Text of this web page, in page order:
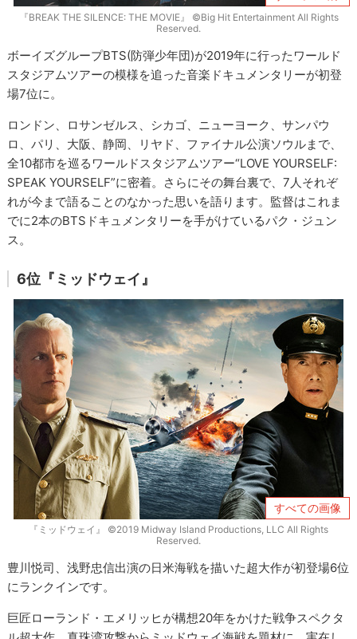
『BREAK THE SILENCE: THE MOVIE』 ©Big Hit Entertainment All Rights
Reserved.
ボーイズグループBTS(防弾少年団)が2019年に行ったワールド
スタジアムツアーの模様を追った音楽ドキュメンタリーが初登
場7位に。
ロンドン、ロサンゼルス、シカゴ、ニューヨーク、サンパウ
ロ、パリ、大阪、静岡、リヤド、ファイナル公演ソウルまで、
全10都市を巡るワールドスタジアムツアー“LOVE YOURSELF:
SPEAK YOURSELF”に密着。さらにその舞台裏で、7人それぞ
れが今まで語ることのなかった思いを語ります。監督はこれま
でに2本のBTSドキュメンタリーを手がけているパク・ジュン
ス。
6位『ミッドウェイ』
すべての画像
『ミッドウェイ』 ©2019 Midway Island Productions, LLC All Rights
Reserved.
豊川悦司、浅野忠信出演の日米海戦を描いた超大作が初登場6位
にランクインです。
巨匠ローランド・エメリッヒが構想20年をかけた戦争スペクタ